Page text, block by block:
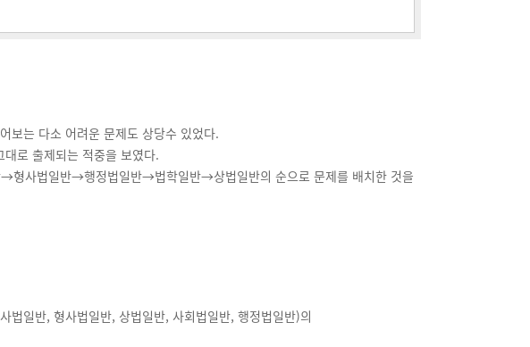
보는 다소 어려운 문제도 상당수 있었다.
로 출제되는 적중을 보였다.
사법일반→행정법일반→법학일반→상법일반의 순으로 문제를 배치한 것을
법일반, 형사법일반, 상법일반, 사회법일반, 행정법일반)의